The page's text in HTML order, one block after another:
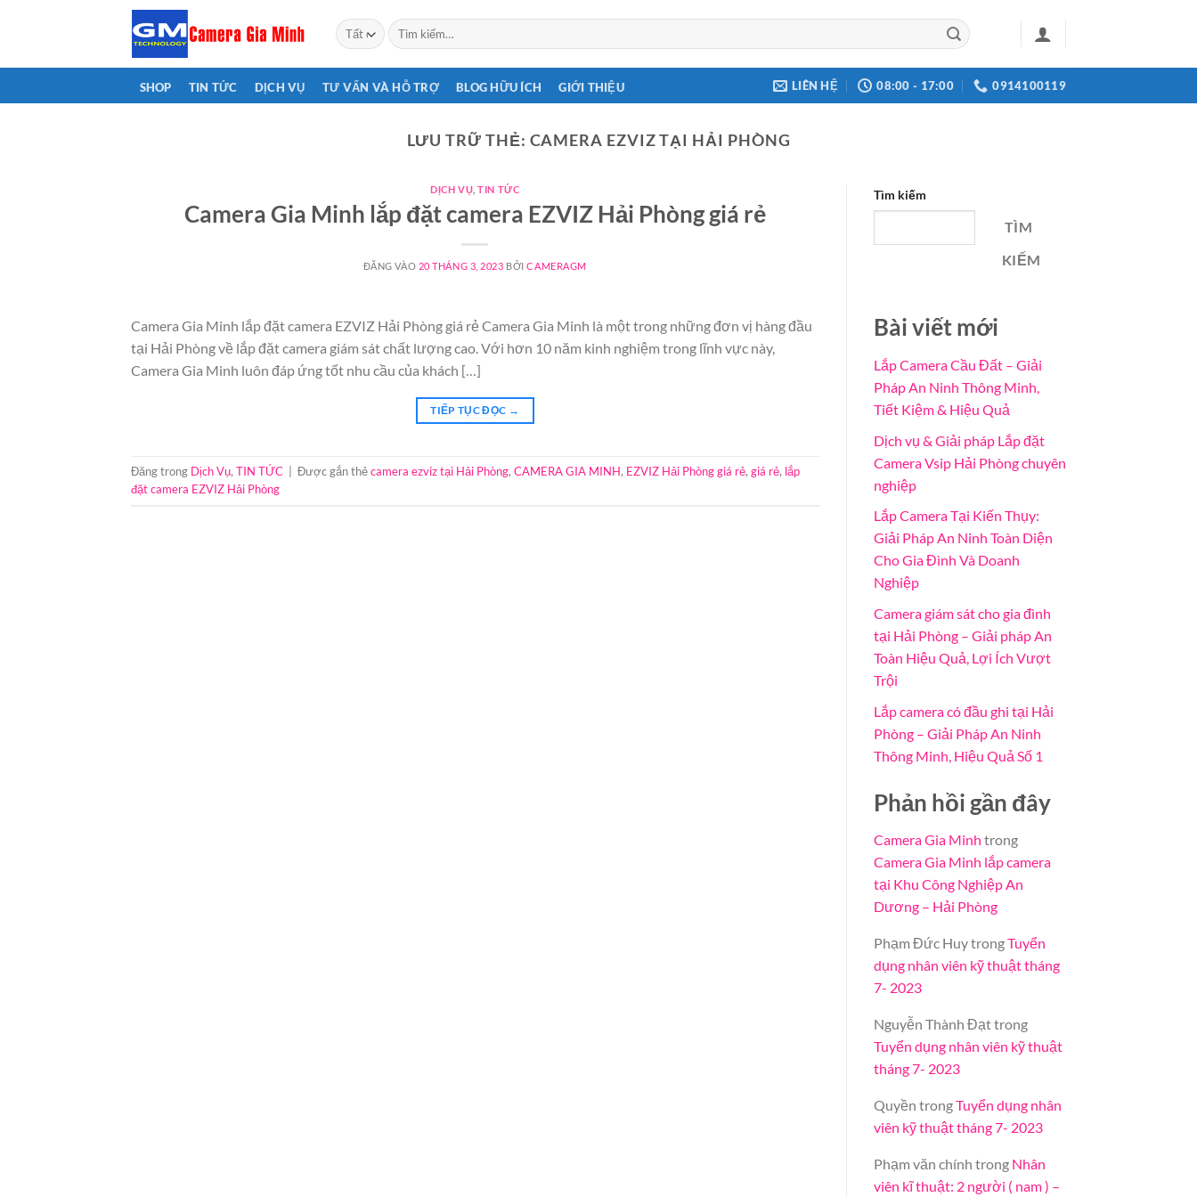
Tìm
kiếm:
SHOP TIN TỨC DỊCH VỤ TƯ VẤN VÀ HỖ TRỢ BLOG HỮU ÍCH GIỚI THIỆU LIÊN HỆ 08:00 - 17:00 0914100119
LƯU TRỮ THẺ: CAMERA EZVIZ TẠI HẢI PHÒNG
DỊCH VỤ ,TIN TỨC
Camera Gia Minh lắp đặt camera EZVIZ Hải Phòng giá rẻ
ĐĂNG VÀO 20 THÁNG 3, 2023 BỞICAMERAGM
Camera Gia Minh lắp đặt camera EZVIZ Hải Phòng giá rẻ Camera Gia Minh là một trong những đơn vị hàng đầu
tại Hải Phòng về lắp đặt camera giám sát chất lượng cao. Với hơn 10 năm kinh nghiệm trong lĩnh vực này,
Camera Gia Minh luôn đáp ứng tốt nhu cầu của khách […]
TIẾP TỤC ĐỌC →
Đăng trong Dịch Vụ, TIN TỨC Được gắn thẻcamera ezviz tại Hải Phòng, CAMERA GIA MINH, EZVIZ Hải Phòng giá rẻ, giá rẻ, lắp
đặt camera EZVIZ Hải Phòng
Tìm kiếm
TÌM
KIẾM
Bài viết mới
Lắp Camera Cầu Đất – Giải
Pháp An Ninh Thông Minh,
Tiết Kiệm & Hiệu Quả
Dịch vụ & Giải pháp Lắp đặt
Camera Vsip Hải Phòng chuyên
nghiệp
Lắp Camera Tại Kiến Thụy:
Giải Pháp An Ninh Toàn Diện
Cho Gia Đình Và Doanh
Nghiệp
Camera giám sát cho gia đình
tại Hải Phòng – Giải pháp An
Toàn Hiệu Quả, Lợi Ích Vượt
Trội
Lắp camera có đầu ghi tại Hải
Phòng – Giải Pháp An Ninh
Thông Minh, Hiệu Quả Số 1
Phản hồi gần đây
Camera Gia Minh trong
Camera Gia Minh lắp camera
tại Khu Công Nghiệp An
Dương – Hải Phòng
Phạm Đức HuytrongTuyển
dụng nhân viên kỹ thuật tháng
7- 2023
Nguyễn Thành Đạttrong
Tuyển dụng nhân viên kỹ thuật
tháng 7- 2023
Quyền trongTuyển dụng nhân
viên kỹ thuật tháng 7- 2023
Phạm văn chính trong Nhân
viên kĩ thuật: 2 người ( nam ) –